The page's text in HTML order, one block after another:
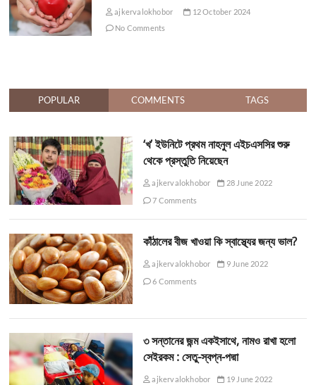
ajkervalokhobor
12 October 2024
No Comments
POPULAR COMMENTS TAGS
‘খ’ ইউনিটে প্রথম নাহনুল এইচএসসির শুরু
থেকে প্রস্তুতি নিয়েছেন
ajkervalokhobor
28 June 2022
7 Comments
কাঁঠালের বীজ খাওয়া কি স্বাস্থ্যের জন্য ভাল?
ajkervalokhobor
9 June 2022
6 Comments
৩ সন্তানের জন্ম একইসাথে, নামও রাখা হলো
সেইরকম : সেতু-স্বপ্ন-পদ্মা
ajkervalokhobor
19 June 2022